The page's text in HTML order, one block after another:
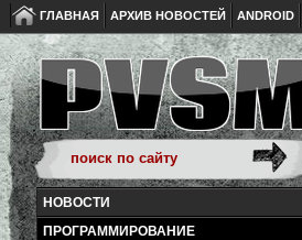
ГЛАВНАЯ АРХИВ НОВОСТЕЙ ANDROID
НОВОСТИ
ПРОГРАММИРОВАНИЕ